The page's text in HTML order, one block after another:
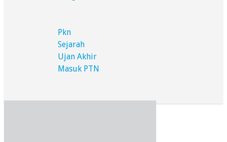
Pkn
Sejarah
Ujan Akhir
Masuk PTN